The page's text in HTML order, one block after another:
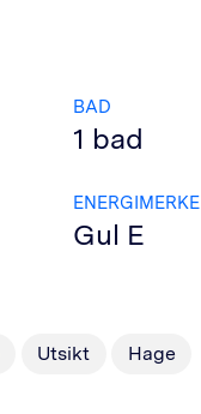
BAD
1 bad
ENERGIMERKE
Gul E
Utsikt Hage